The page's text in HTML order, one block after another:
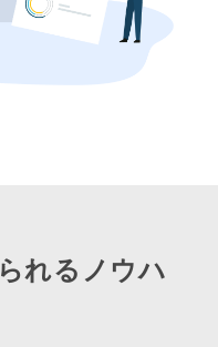
れるノウハ